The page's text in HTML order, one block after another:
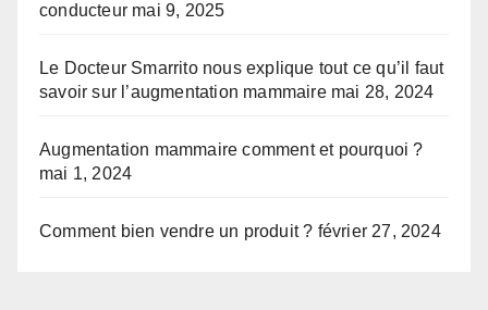
conducteur mai 9, 2025
Le Docteur Smarrito nous explique tout ce qu’il faut
savoir sur l’augmentation mammaire mai 28, 2024
Augmentation mammaire comment et pourquoi ?
mai 1, 2024
Comment bien vendre un produit ? février 27, 2024